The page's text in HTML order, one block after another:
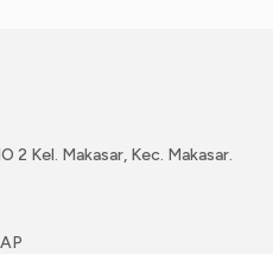
2 Kel. Makasar, Kec. Makasar.